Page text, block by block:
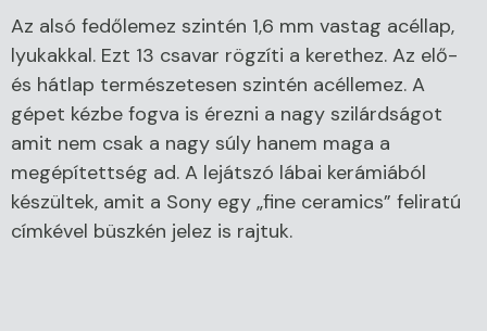
Az alsó fedőlemez szintén 1,6 mm vastag acéllap,
lyukakkal. Ezt 13 csavar rögzíti a kerethez. Az elő-
és hátlap természetesen szintén acéllemez. A
gépet kézbe fogva is érezni a nagy szilárdságot
amit nem csak a nagy súly hanem maga a
megépítettség ad. A lejátszó lábai kerámiából
készültek, amit a Sony egy „fine ceramics” feliratú
címkével büszkén jelez is rajtuk.